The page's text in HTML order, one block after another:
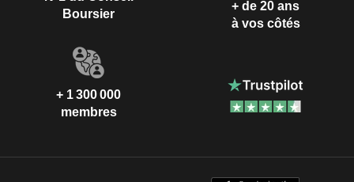
Boursier
+ de 20 ans
à vos côtés
+ 1 300 000
membres